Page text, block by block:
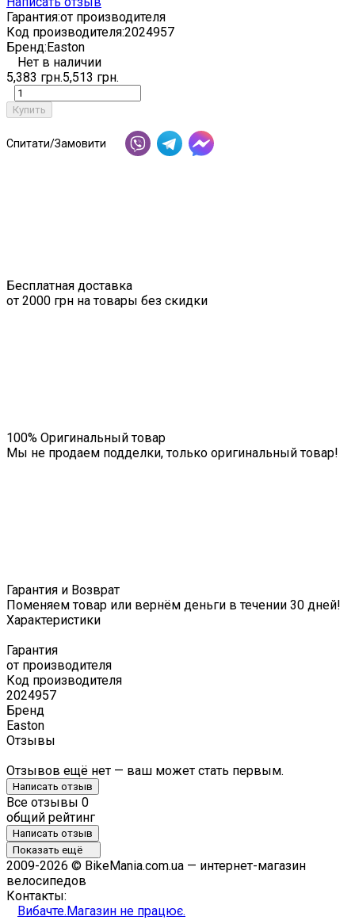
Гарантия:от производителя
Код производителя:2024957
Бренд:Easton
Нет в наличии
5,383 грн.5,513 грн.
Купить
Спитати/Замовити
Бесплатная доставка
от 2000 грн на товары без скидки
100% Оригинальный товар
Мы не продаем подделки, только оригинальный товар!
Гарантия и Возврат
Поменяем товар или вернём деньги в течении 30 дней!
Характеристики
Гарантия
от производителя
Код производителя
2024957
Бренд
Easton
Отзывы
Отзывов ещё нет — ваш может стать первым.
Написать отзыв
Все отзывы 0
общий рейтинг
Написать отзыв
Показать ещё
2009-2026 © BikeMania.com.ua — интернет-магазин
велосипедов
Контакты:
Вибачте.Магазин не працює.